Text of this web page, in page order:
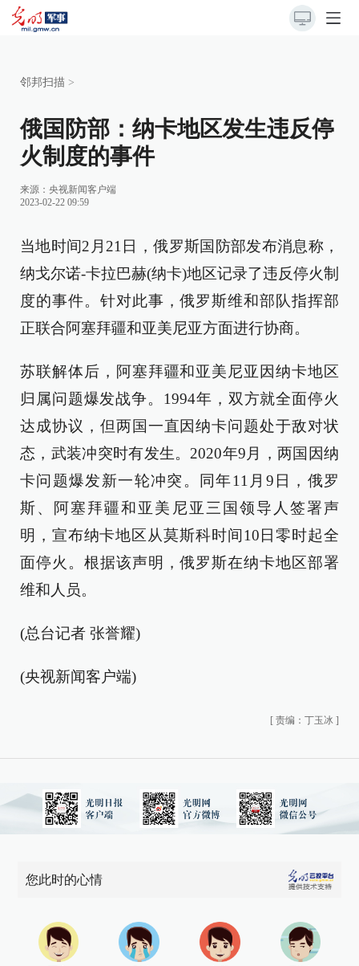
邻邦扫描 >
俄国防部：纳卡地区发生违反停
火制度的事件
来源： 央视新闻客户端
2023-02-22 09:59
当地时间2月21日，俄罗斯国防部发布消息称，
纳戈尔诺-卡拉巴赫(纳卡)地区记录了违反停火制
度的事件。针对此事，俄罗斯维和部队指挥部
正联合阿塞拜疆和亚美尼亚方面进行协商。
苏联解体后，阿塞拜疆和亚美尼亚因纳卡地区
归属问题爆发战争。1994年，双方就全面停火
达成协议，但两国一直因纳卡问题处于敌对状
态，武装冲突时有发生。2020年9月，两国因纳
卡问题爆发新一轮冲突。同年11月9日，俄罗
斯、阿塞拜疆和亚美尼亚三国领导人签署声
明，宣布纳卡地区从莫斯科时间10日零时起全
面停火。根据该声明，俄罗斯在纳卡地区部署
维和人员。
(总台记者 张誉耀)
(央视新闻客户端)
[ 责编：丁玉冰 ]
您此时的心情